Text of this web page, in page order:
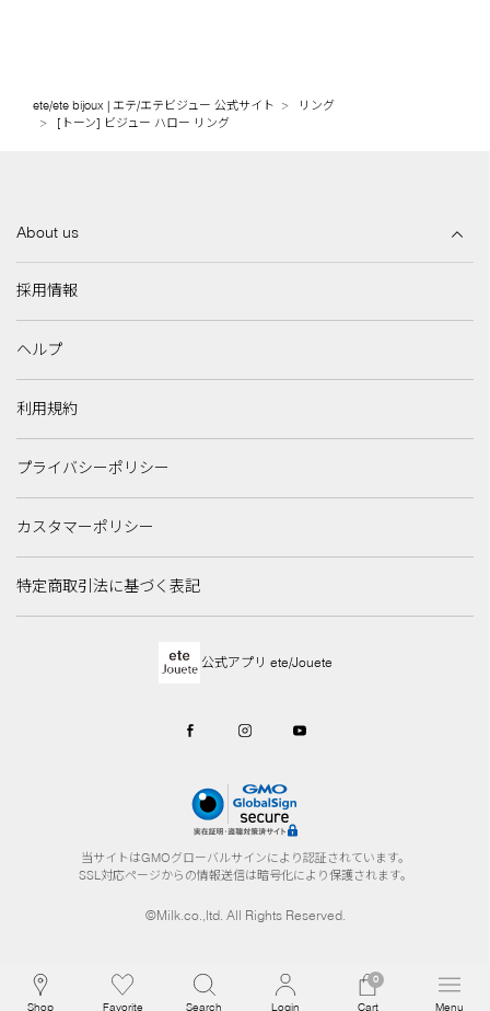
ete/ete bijoux | エテ/エテビジュー 公式サイト
リング
[トーン] ビジュー ハロー リング
About us
採用情報
ヘルプ
利用規約
プライバシーポリシー
カスタマーポリシー
特定商取引法に基づく表記
公式アプリ ete/Jouete
当サイトはGMOグローバルサインにより認証されています。
SSL対応ページからの情報送信は暗号化により保護されます。
©Milk.co.,ltd. All Rights Reserved.
Shop Favorite Search Login
0
Cart Menu